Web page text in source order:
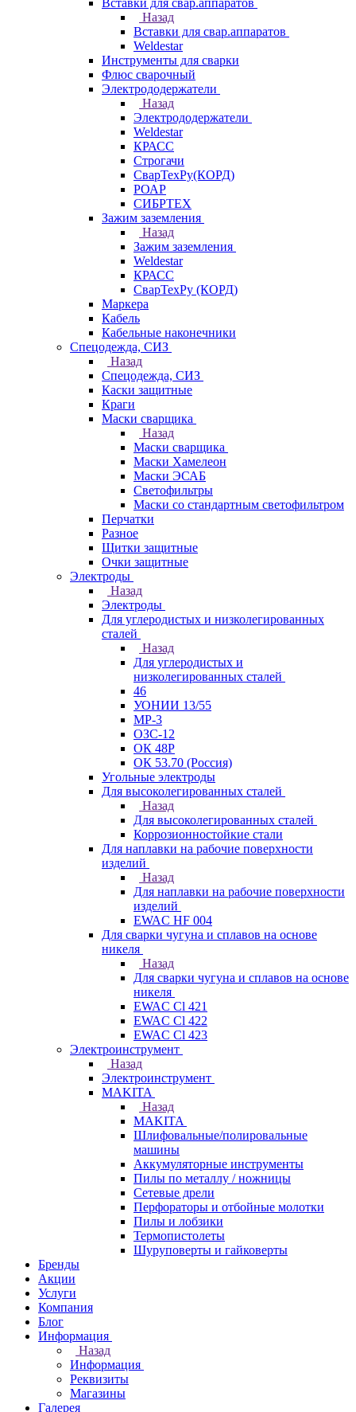
Вставки для свар.аппаратов
Назад
Вставки для свар.аппаратов
Weldestar
Инструменты для сварки
Флюс сварочный
Электрододержатели
Назад
Электрододержатели
Weldestar
КРАСС
Строгачи
СварТехРу(КОРД)
РОАР
СИБРТЕХ
Зажим заземления
Назад
Зажим заземления
Weldestar
КРАСС
СварТехРу (КОРД)
Маркера
Кабель
Кабельные наконечники
Спецодежда, СИЗ
Назад
Спецодежда, СИЗ
Каски защитные
Краги
Маски сварщика
Назад
Маски сварщика
Маски Хамелеон
Маски ЭСАБ
Светофильтры
Маски со стандартным светофильтром
Перчатки
Разное
Щитки защитные
Очки защитные
Электроды
Назад
Электроды
Для углеродистых и низколегированных
сталей
Назад
Для углеродистых и
низколегированных сталей
46
УОНИИ 13/55
МР-3
ОЗС-12
ОК 48Р
ОК 53.70 (Россия)
Угольные электроды
Для высоколегированных сталей
Назад
Для высоколегированных сталей
Коррозионностойкие стали
Для наплавки на рабочие поверхности
изделий
Назад
Для наплавки на рабочие поверхности
изделий
EWAC HF 004
Для сварки чугуна и сплавов на основе
никеля
Назад
Для сварки чугуна и сплавов на основе
никеля
EWAC Cl 421
EWAC Cl 422
EWAC Cl 423
Электроинструмент
Назад
Электроинструмент
МAKITA
Назад
МAKITA
Шлифовальные/полировальные
машины
Аккумуляторные инструменты
Пилы по металлу / ножницы
Сетевые дрели
Перфораторы и отбойные молотки
Пилы и лобзики
Термопистолеты
Шуруповерты и гайковерты
Бренды
Акции
Услуги
Компания
Блог
Информация
Назад
Информация
Реквизиты
Магазины
Галерея